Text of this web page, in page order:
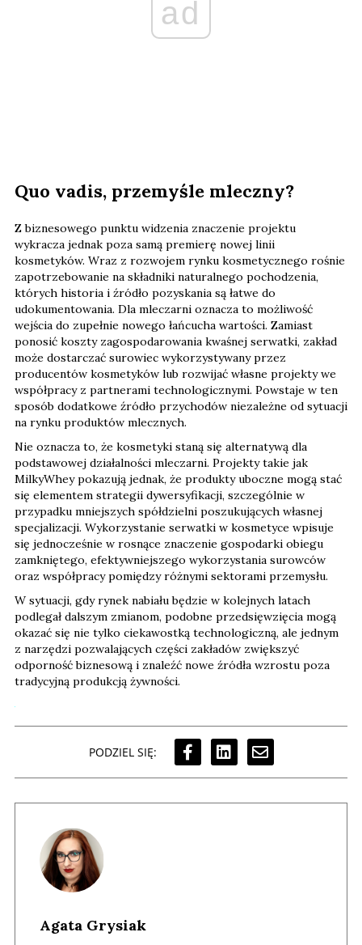
ad
Quo vadis, przemyśle mleczny?
Z biznesowego punktu widzenia znaczenie projektu
wykracza jednak poza samą premierę nowej linii
kosmetyków. Wraz z rozwojem rynku kosmetycznego rośnie
zapotrzebowanie na składniki naturalnego pochodzenia,
których historia i źródło pozyskania są łatwe do
udokumentowania. Dla mleczarni oznacza to możliwość
wejścia do zupełnie nowego łańcucha wartości. Zamiast
ponosić koszty zagospodarowania kwaśnej serwatki, zakład
może dostarczać surowiec wykorzystywany przez
producentów kosmetyków lub rozwijać własne projekty we
współpracy z partnerami technologicznymi. Powstaje w ten
sposób dodatkowe źródło przychodów niezależne od sytuacji
na rynku produktów mlecznych.
Nie oznacza to, że kosmetyki staną się alternatywą dla
podstawowej działalności mleczarni. Projekty takie jak
MilkyWhey pokazują jednak, że produkty uboczne mogą stać
się elementem strategii dywersyfikacji, szczególnie w
przypadku mniejszych spółdzielni poszukujących własnej
specjalizacji. Wykorzystanie serwatki w kosmetyce wpisuje
się jednocześnie w rosnące znaczenie gospodarki obiegu
zamkniętego, efektywniejszego wykorzystania surowców
oraz współpracy pomiędzy różnymi sektorami przemysłu.
W sytuacji, gdy rynek nabiału będzie w kolejnych latach
podlegał dalszym zmianom, podobne przedsięwzięcia mogą
okazać się nie tylko ciekawostką technologiczną, ale jednym
z narzędzi pozwalających części zakładów zwiększyć
odporność biznesową i znaleźć nowe źródła wzrostu poza
tradycyjną produkcją żywności.
PODZIEL SIĘ:
Agata Grysiak